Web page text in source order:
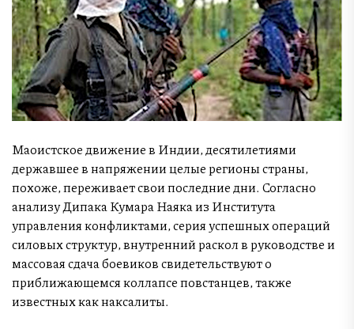
Маоистское движение в Индии, десятилетиями
державшее в напряжении целые регионы страны,
похоже, переживает свои последние дни. Согласно
анализу Дипака Кумара Наяка из Института
управления конфликтами, серия успешных операций
силовых структур, внутренний раскол в руководстве и
массовая сдача боевиков свидетельствуют о
приближающемся коллапсе повстанцев, также
известных как наксалиты.